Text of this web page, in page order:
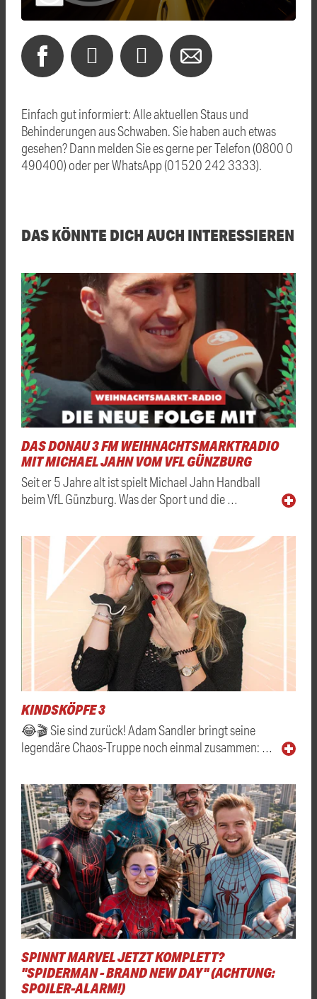
Einfach gut informiert: Alle aktuellen Staus und
Behinderungen aus Schwaben. Sie haben auch etwas
gesehen? Dann melden Sie es gerne per Telefon (0800 0
490400) oder per WhatsApp (01520 242 3333).
DAS KÖNNTE DICH AUCH INTERESSIEREN
DAS DONAU 3 FM WEIHNACHTSMARKTRADIO
MIT MICHAEL JAHN VOM VFL GÜNZBURG
Seit er 5 Jahre alt ist spielt Michael Jahn Handball
beim VfL Günzburg. Was der Sport und die …
KINDSKÖPFE 3
😂🎬 Sie sind zurück! Adam Sandler bringt seine
legendäre Chaos-Truppe noch einmal zusammen: …
SPINNT MARVEL JETZT KOMPLETT?
"SPIDERMAN - BRAND NEW DAY" (ACHTUNG:
SPOILER-ALARM!)